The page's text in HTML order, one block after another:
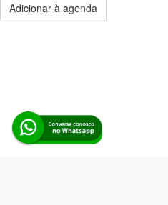
Adicionar à agenda